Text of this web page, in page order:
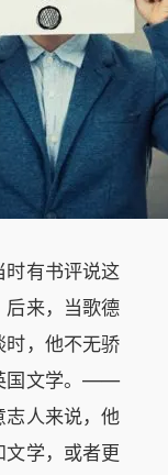
时有书评说这
后来，当歌德
时，他不无骄
国文学。——
志人来说，他
学，或者更